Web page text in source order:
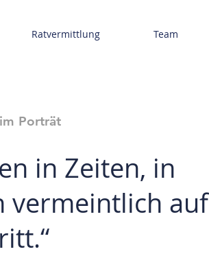
Ratvermittlung Team
im Porträt
in Zeiten, in
vermeintlich auf